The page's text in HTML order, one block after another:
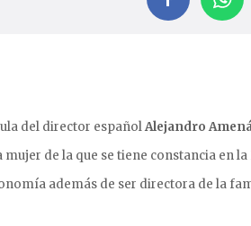
del director españolAlejandro
de la que se tiene constancia en
además de ser directora de la